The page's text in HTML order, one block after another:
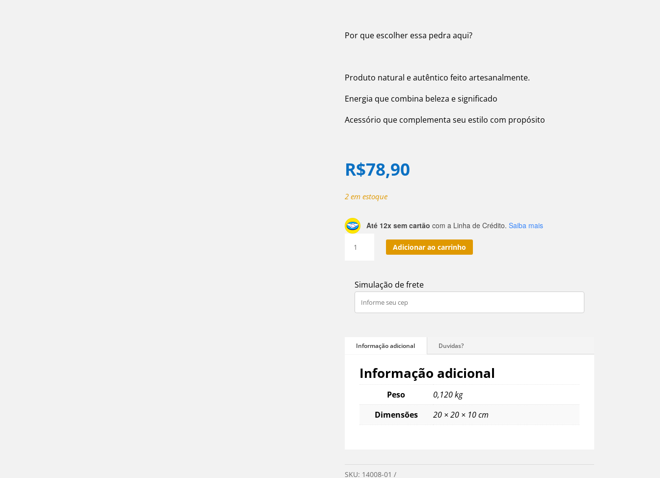
Por que escolher essa pedra aqui?
Produto natural e autêntico feito artesanalmente.
Energia que combina beleza e significado
Acessório que complementa seu estilo com propósito
R$78,90
2 em estoque
Até 12x sem cartão com a Linha de Crédito. Saiba mais
Lápis
Lazúli
Natural
Proteção
Adicionar ao carrinho
Simulação de frete
Informação adicional
Peso
0,120 kg
Dimensões
20 × 20 × 10 cm
SKU: 14008-01